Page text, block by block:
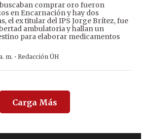
comprar oro fueron
en Encarnación y hay dos
el ex titular del IPS Jorge Brítez, fue
ambulatoria y hallan un
para elaborar medicamentos
m. · Redacción ÚH
Carga Más